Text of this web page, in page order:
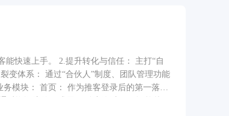
的质量分析。
能快速上手。 2.提升转化与信任： 主打“自
变体系： 通过“合伙人”制度、团队管理功能